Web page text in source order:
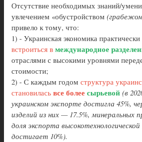
Отсутствие необходимых знаний/
увлечением «обустройством
привело к тому, что:
1) - Украинская экономика практически
встроиться в международное
отраслями с высокими уровнями
стоимости;
2) - С каждым годом структура
становилась все болеесырьевой (в
украинском экспорте достигла 45%,
изделий из них — 17.5%, минеральных
доля экспорта
достигает 10%).